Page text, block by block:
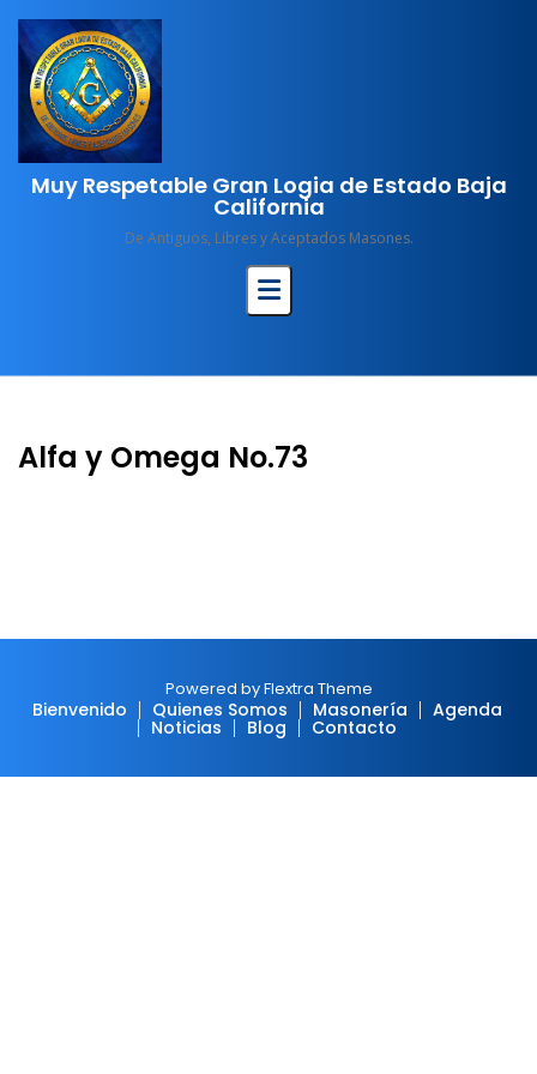
content
Muy Respetable Gran Logia de Estado Baja
California
De Antiguos, Libres y Aceptados Masones.
Alfa y Omega No.73
Powered by Flextra Theme
Bienvenido Quienes Somos Masonería Agenda
Noticias Blog Contacto